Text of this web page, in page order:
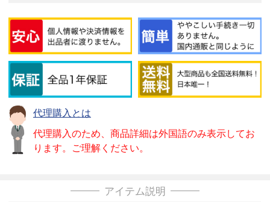
代理購入とは
代理購入のため、商品詳細は外国語のみ表示してお
ります。ご理解ください。
アイテム説明